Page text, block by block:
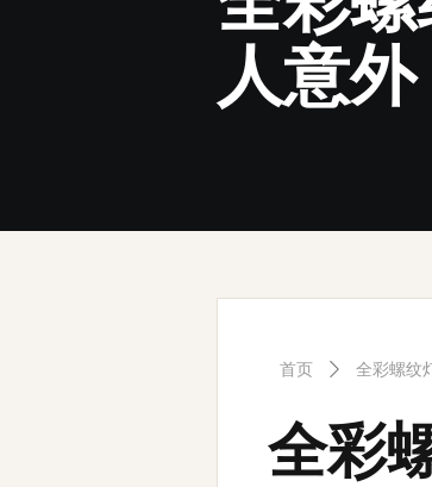
人意外
首页 ꄲ 全彩螺纹
全彩